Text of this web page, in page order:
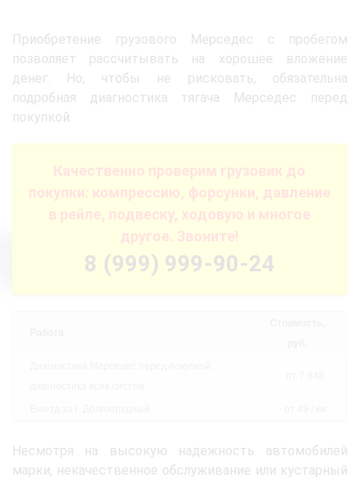
Приобретение грузового Мерседес с пробегом
позволяет рассчитывать на хорошее вложение
денег. Но, чтобы не рисковать, обязательна
подробная диагностика тягача Мерседес перед
покупкой.
Качественно проверим грузовик до
покупки: компрессию, форсунки, давление
в рейле, подвеску, ходовую и многое
другое. Звоните!
8 (999) 999-90-24
Несмотря на высокую надежность автомобилей
марки, некачественное обслуживание или кустарный